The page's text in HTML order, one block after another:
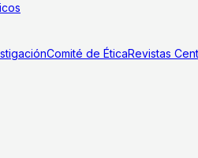
Comité de ÉticaRevistas